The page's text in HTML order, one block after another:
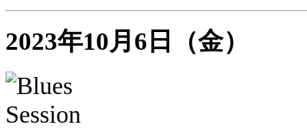
2023年10月6日（金）